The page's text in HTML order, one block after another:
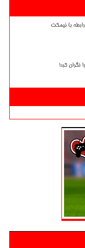
رابطه با نیمکت
نگران کرد!